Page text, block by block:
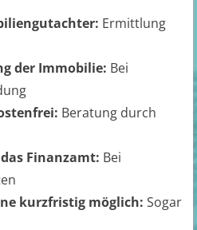
Ermittlung
der Immobilie: Bei
Beratung durch
Finanzamt: Bei
kurzfristig möglich: Sogar